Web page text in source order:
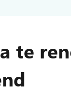
te